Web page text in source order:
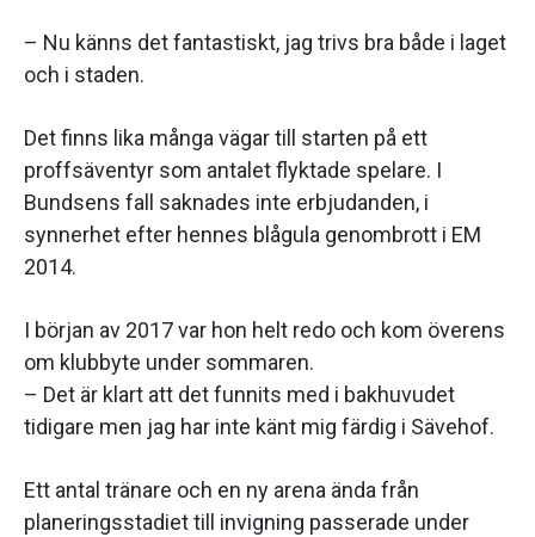
– Nu känns det fantastiskt, jag trivs bra både i laget
och i staden.
Det finns lika många vägar till starten på ett
proffsäventyr som antalet flyktade spelare. I
Bundsens fall saknades inte erbjudanden, i
synnerhet efter hennes blågula genombrott i EM
2014.
I början av 2017 var hon helt redo och kom överens
om klubbyte under sommaren.
– Det är klart att det funnits med i bakhuvudet
tidigare men jag har inte känt mig färdig i Sävehof.
Ett antal tränare och en ny arena ända från
planeringsstadiet till invigning passerade under